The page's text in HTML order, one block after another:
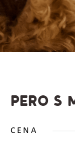
PERO S
CENA